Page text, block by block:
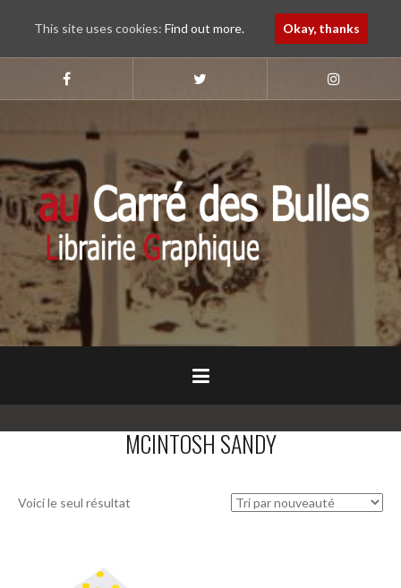
nous
Faebook
nous
nous
Instagram
MCINTOSH SANDY
Voici le seul résultat
This site uses cookies: Find out more. Okay, thanks